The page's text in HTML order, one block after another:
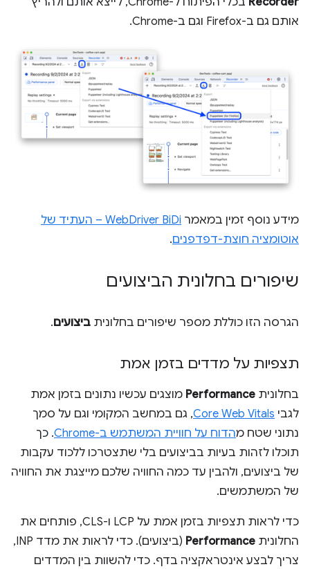
אותם גם ב-Firefox וגם ב-Chrome.
מידע נוסף זמין במאמר
WebDriver BiDi – העתיד של
אוטומציה חוצת-דפדפנים.
שיפורים בחלונית הביצועים
הגרסה הזו כוללת מספר שיפורים בחלונית ביצועים.
תצפיות על מדדים בזמן אמת
בחלונית Performance מוצגים עכשיו נתונים בזמן אמת
לגבי Core Web Vitals, גם במחשב המקומי וגם על סמך
נתוני שטח מהדוח על חוויית המשתמש ב-Chrome
. כך
תוכלו לזהות בעיות בביצועים בלי שתצטרכו ללכוד עקבות
של ביצועים, ולהבין עד כמה החוויה שלכם מייצגת את החוויה
של המשתמשים.
כדי לראות תצפיות בזמן אמת על LCP ו-CLS, פותחים את
החלונית Performance
(ביצועים). כדי לראות את מדד INP,
צריך לבצע אינטראקציה בדף. כדי להשוות בין המדדים